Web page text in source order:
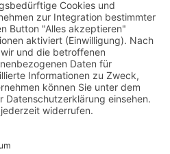
persönliche Terminvereinbarungen
erreichen Sie uns